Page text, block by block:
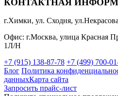
г.Химки, ул. Сходня,
Офис: г.Москва, улица Красная
1Л/Н
+7 (915) 138-87-78 +7 (499) 700-
Блог Политика
данныхКарта сайта
Запросить прайс-лист